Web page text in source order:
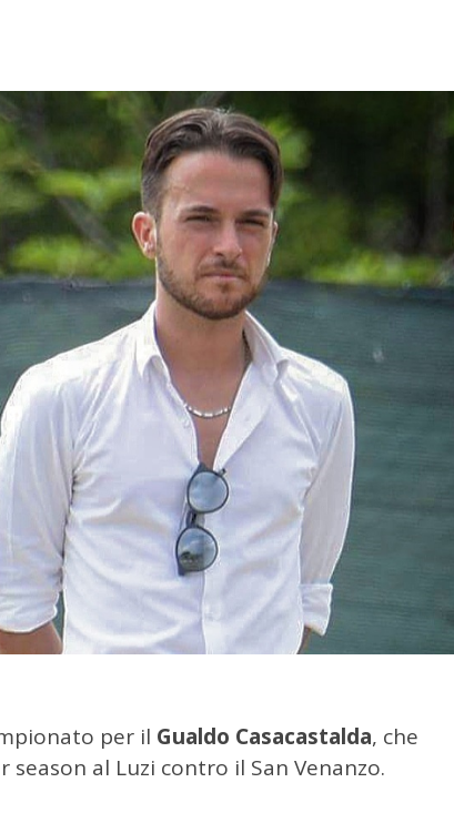
per il Gualdo Casacastalda, che
al Luzi contro il San Venanzo.